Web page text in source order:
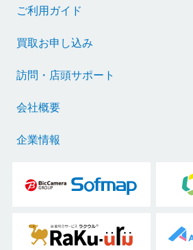
ご利用ガイド
買取お申し込み
訪問・店頭サポート
会社概要
企業情報